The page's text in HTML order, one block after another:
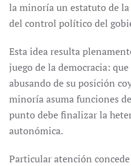
la minoría un estatuto de
del control político del
Esta idea resulta
juego de la democracia:
abusando de su posición
minoría asuma funciones
punto debe finalizar la
autonómica.
Particular atención